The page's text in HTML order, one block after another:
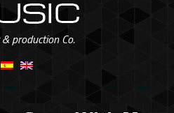
production Co.